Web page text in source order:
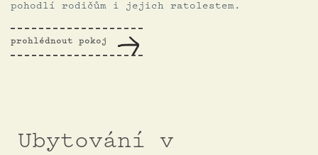
pohodlí rodičům i jejich ratolestem.
prohlédnout pokoj
Ubytování v